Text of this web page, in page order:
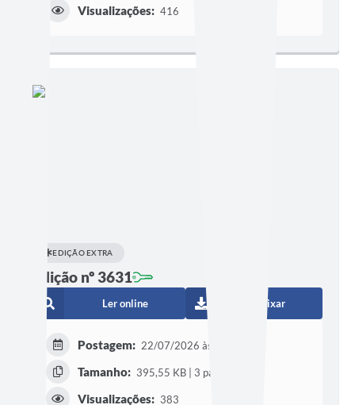
Visualizações: 416
EDIÇÃO EXTRA
Edição nº 3631
Ler online Baixar
Postagem: 22/07/2026 às 14h24
Tamanho: 395,55 KB | 3 páginas
Visualizações: 383